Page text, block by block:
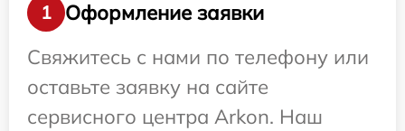
1
Оформление заявки
Свяжитесь с нами по телефону или
оставьте заявку на сайте
сервисного центра Arkon. Наш